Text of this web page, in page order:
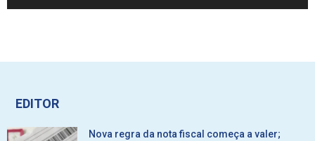
EDITOR
Nova regra da nota fiscal começa a valer;